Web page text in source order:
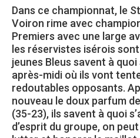
Dans ce championnat, le
Voiron rime avec
Premiers avec une large
les réservistes isérois
jeunes Bleus savent à
après-midi où ils vont
redoutables opposants.
nouveau le doux parfum
(35-23), ils savent à quoi
d’esprit du groupe, on